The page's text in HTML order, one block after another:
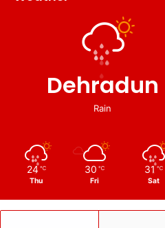
Dehradun
Rain
24 ℃
Thu
30 ℃
Fri
31 ℃
Sat